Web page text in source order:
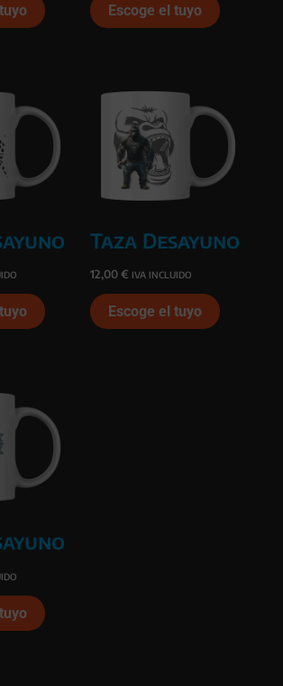
Escoge el tuyo
Taza Desayuno
12,00€ IVA INCLUIDO
Escoge el tuyo